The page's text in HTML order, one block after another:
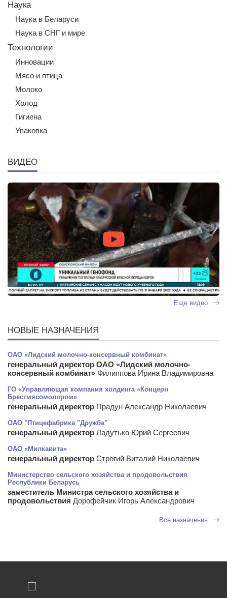
Наука
Наука в Беларуси
Наука в СНГ и мире
Технологии
Инновации
Мясо и птица
Молоко
Холод
Гигиена
Упаковка
ВИДЕО
Еще видео
НОВЫЕ НАЗНАЧЕНИЯ
ОАО «Лидский молочно-консервный комбинат»
генеральный директор ОАО «Лидский молочно-
консервный комбинат» Филиппова Ирина Владимировна
ГО «Управляющая компания холдинга «Концерн
Брестмясомолпром»
генеральный директор Прадун Александр Николаевич
ОАО "Птицефабрика "Дружба"
генеральный директор Ладутько Юрий Сергеевич
ОАО «Милкавита»
генеральный директор Строгий Виталий Николаевич
Министерство сельского хозяйства и продовольствия
Республики Беларусь
заместитель Министра сельского хозяйства и
продовольствия Дорофейчик Игорь Александрович
Все назначения